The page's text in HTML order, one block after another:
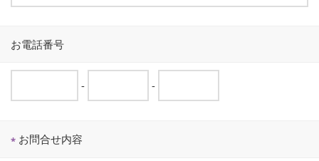
お電話番号
- -
* お問合せ内容